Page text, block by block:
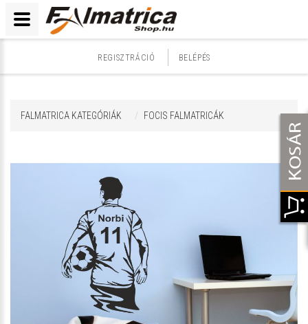
REGISZTRÁCIÓ BELÉPÉS
FALMATRICA KATEGÓRIÁK FOCIS FALMATRICÁK